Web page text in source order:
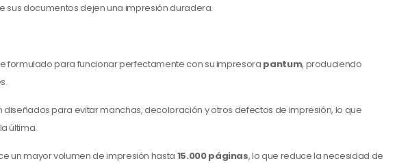
sus documentos dejen una impresión duradera.
formulado para funcionar perfectamente con su impresora pantum, produciendo
diseñados para evitar manchas, decoloración y otros defectos de impresión, lo que
última.
un mayor volumen de impresión hasta 15.000 páginas, lo que reduce la necesidad de